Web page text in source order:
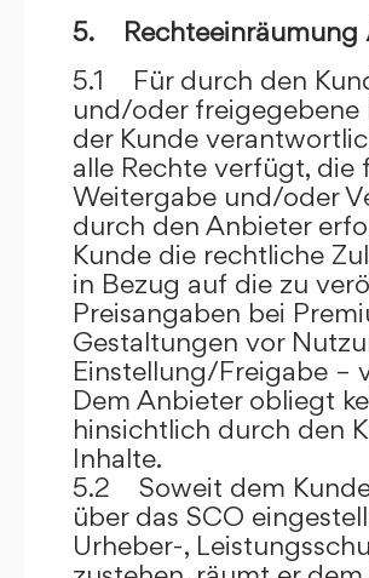
5. Rechteeinräumung
5.1 Für durch den
und/oder freigegebene
der Kunde
alle Rechte verfügt,
Weitergabe und/oder
durch den Anbieter
Kunde die rechtliche
in Bezug auf die zu
Preisangaben bei
Gestaltungen vor
Einstellung/Freigabe –
Dem Anbieter obliegt
hinsichtlich durch den
Inhalte.
5.2 Soweit dem
über das SCO
Urheber-,